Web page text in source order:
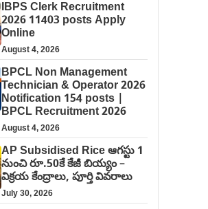
IBPS Clerk Recruitment
2026 11403 posts Apply
Online
August 4, 2026
BPCL Non Management
Technician & Operator 2026
Notification 154 posts |
BPCL Recruitment 2026
August 4, 2026
AP Subsidised Rice ఆగస్టు 1
నుంచి రూ.50కే కేజీ బియ్యం –
విక్రయ కేంద్రాలు, పూర్తి వివరాలు
July 30, 2026